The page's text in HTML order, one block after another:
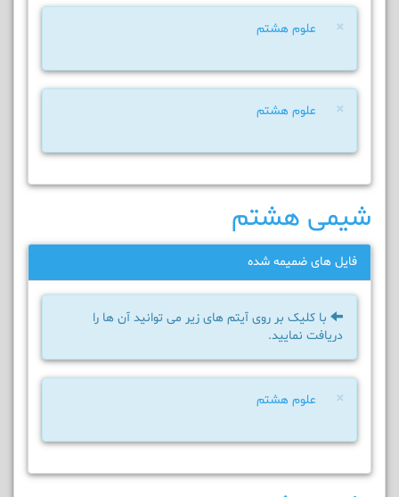
× علوم هشتم
× علوم هشتم
شیمی هشتم
فایل های ضمیمه شده
با کلیک بر روی آیتم های زیر می توانید آن ها را
دریافت نمایید.
× علوم هشتم